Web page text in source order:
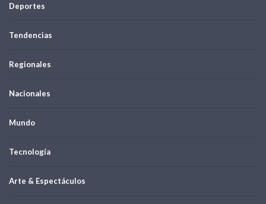
Deportes
Tendencias
Regionales
Nacionales
Mundo
Tecnología
Arte & Espectáculos